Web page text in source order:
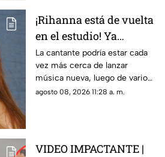
¡Rihanna está de vuelta
en el estudio! Ya
prepara su esperado
nuevo álbum
La cantante podría estar cada
vez más cerca de lanzar
música nueva, luego de varios
años alejada de los discos.
agosto 08, 2026 11:28 a. m.
VIDEO IMPACTANTE |